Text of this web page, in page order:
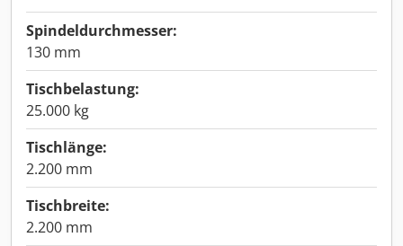
Spindeldurchmesser:
130 mm
Tischbelastung:
25.000 kg
Tischlänge:
2.200 mm
Tischbreite:
2.200 mm